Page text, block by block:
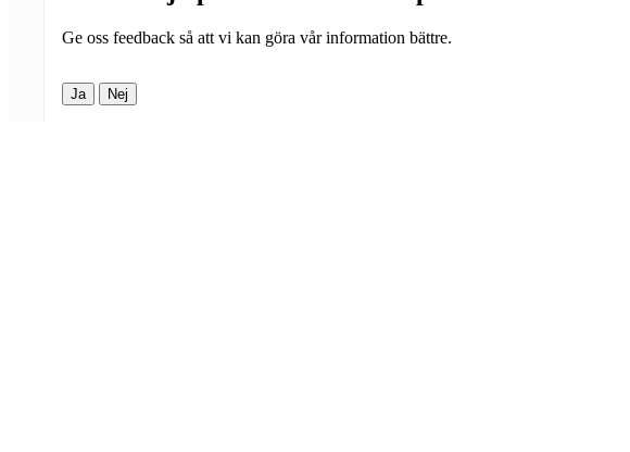
Ge oss feedback så att vi kan göra vår information bättre.
Ja Nej